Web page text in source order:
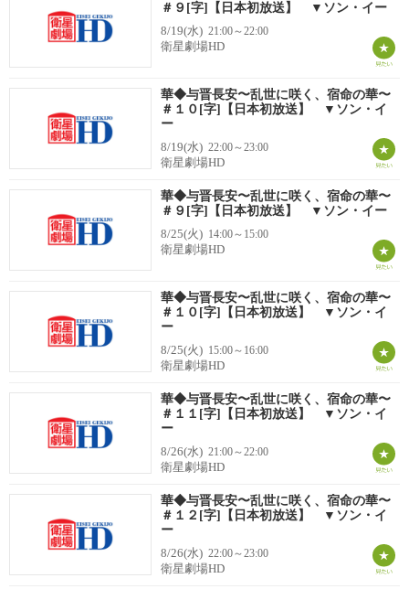
＃９[字]【日本初放送】 ▼ソン・イー
8/19(水) 21:00～22:00
衛星劇場HD
華◆与晋長安〜乱世に咲く、宿命の華〜
＃１０[字]【日本初放送】 ▼ソン・イ
ー
8/19(水) 22:00～23:00
衛星劇場HD
華◆与晋長安〜乱世に咲く、宿命の華〜
＃９[字]【日本初放送】 ▼ソン・イー
8/25(火) 14:00～15:00
衛星劇場HD
華◆与晋長安〜乱世に咲く、宿命の華〜
＃１０[字]【日本初放送】 ▼ソン・イ
ー
8/25(火) 15:00～16:00
衛星劇場HD
華◆与晋長安〜乱世に咲く、宿命の華〜
＃１１[字]【日本初放送】 ▼ソン・イ
ー
8/26(水) 21:00～22:00
衛星劇場HD
華◆与晋長安〜乱世に咲く、宿命の華〜
＃１２[字]【日本初放送】 ▼ソン・イ
ー
8/26(水) 22:00～23:00
衛星劇場HD